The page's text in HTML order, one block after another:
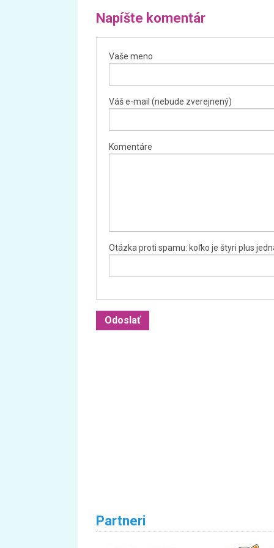
Napíšte komentár
Vaše meno
Váš e-mail (nebude zverejnený)
Komentáre
Otázka proti spamu: koľko je štyri plus
Partneri